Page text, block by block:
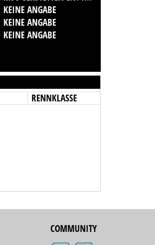
KEINE ANGABE
KEINE ANGABE
KEINE ANGABE
RENNKLASSE
COMMUNITY